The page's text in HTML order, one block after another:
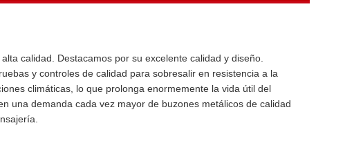
calidad. Destacamos por su excelente calidad y diseño.
y controles de calidad para sobresalir en resistencia a la
climáticas, lo que prolonga enormemente la vida útil del
una demanda cada vez mayor de buzones metálicos de calidad